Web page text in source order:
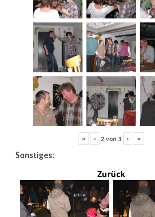
« ‹ 2von 3 › »
Sonstiges:
Zurück